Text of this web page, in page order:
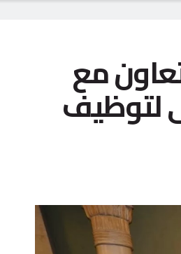
مع
لتوظيف